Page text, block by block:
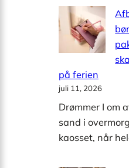
på ferien
juli 11, 2026
Drømmer I om
sand i
kaosset, når